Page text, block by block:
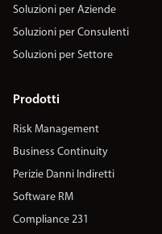
Soluzioni per Aziende
Soluzioni per Consulenti
Soluzioni per Settore
Prodotti
Risk Management
Business Continuity
Perizie Danni Indiretti
Software RM
Compliance 231